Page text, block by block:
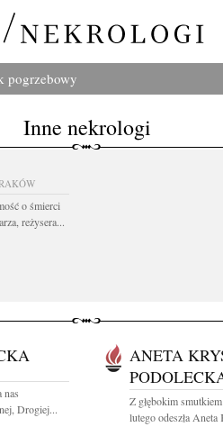
pogrzebowy
Inne nekrologi
o śmierci
reżysera...
nas
Drogiej...
ANETA
Z głębokim
lutego odeszła